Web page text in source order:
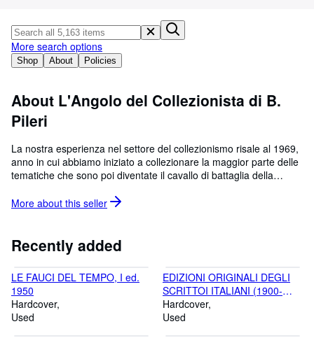
Textbooks
Sellers
Help
Shop About Policies
More search options
About L'Angolo del Collezionista di B.
Pileri
La nostra esperienza nel settore del collezionismo risale al 1969,
anno in cui abbiamo iniziato a collezionare la maggior parte delle
tematiche che sono poi diventate il cavallo di battaglia della
Letteratura, Novecentismo, Futurismo, Storia, Arte e Almanacchi,
Tavole originali e Giochi per Collezionisti, Nostalgici e Amatori
come noi.
More about this seller
Recently added
LE FAUCI DEL TEMPO, I ed.
1950
Hardcover
Used
EDIZIONI ORIGINALI DEGLI
SCRITTOI ITALIANI (1900-
1947), 1948
Hardcover
Used